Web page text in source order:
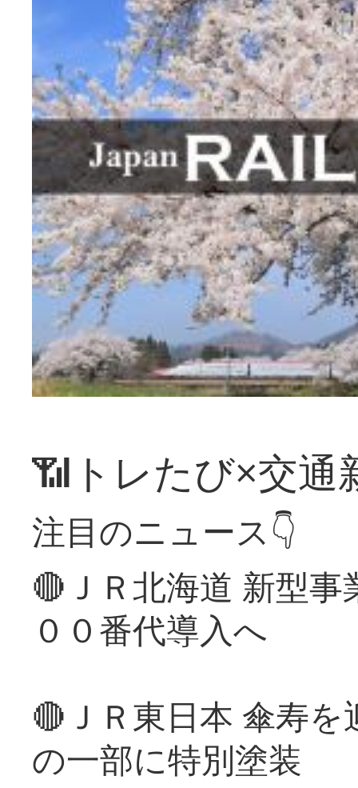
📶トレたび×交通
注目のニュース👇
🔴ＪＲ北海道 新型
００番代導入へ
🔴ＪＲ東日本 傘寿
の一部に特別塗装